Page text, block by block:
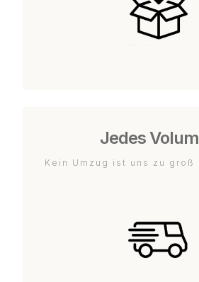
Jedes
Kein Umzug ist uns zu groß